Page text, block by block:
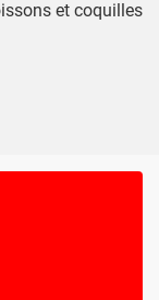
et coquilles